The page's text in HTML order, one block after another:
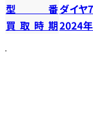
型番ダイヤ
買取時期2024